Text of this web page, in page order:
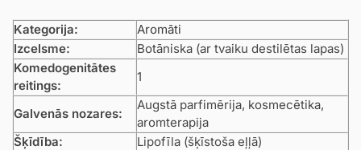
Kategorija:
Aromāti
Izcelsme:
Botāniska (ar tvaiku destilētas lapas)
Komedogenitātes
reitings:
1
Galvenās nozares:
Augstā parfimērija, kosmecētika,
aromterapija
Šķīdība:
Lipofīla (šķīstoša eļļā)